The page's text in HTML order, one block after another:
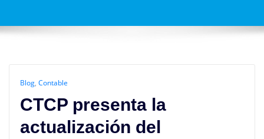
Blog, Contable
CTCP presenta la
actualización del